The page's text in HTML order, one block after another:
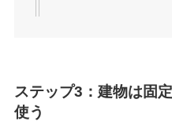
ステップ3：建物は固
使う